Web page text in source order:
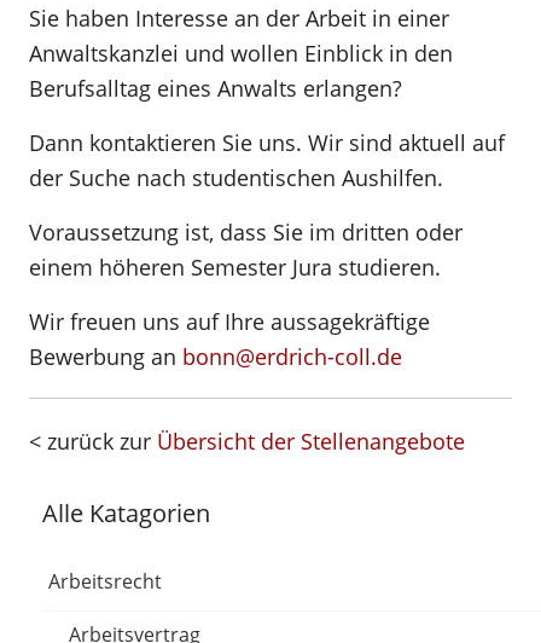
Sie haben Interesse an der Arbeit in einer
Anwaltskanzlei und wollen Einblick in den
Berufsalltag eines Anwalts erlangen?
Dann kontaktieren Sie uns. Wir sind aktuell auf
der Suche nach studentischen Aushilfen.
Voraussetzung ist, dass Sie im dritten oder
einem höheren Semester Jura studieren.
Wir freuen uns auf Ihre aussagekräftige
Bewerbung an bonn@erdrich-coll.de
< zurück zur Übersicht der Stellenangebote
Alle Katagorien
Arbeitsrecht
Arbeitsvertrag